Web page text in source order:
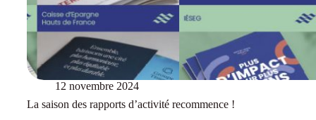
12 novembre 2024
La saison des rapports d’activité recommence !